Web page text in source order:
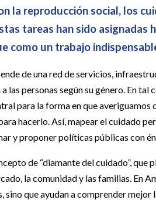
la reproducción social, los
tareas han sido
como un trabajo
de una red de servicios,
las personas según su género. En
para la forma en que
hacerlo. Así, mapear el cuidado
y proponer políticas públicas con
de “diamante del cuidado”,
la comunidad y las familias. En
sino que ayudan a comprender